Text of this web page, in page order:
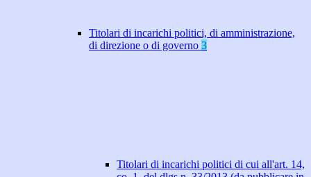
Titolari di incarichi politici, di amministrazione,
di direzione o di governo 3
Titolari di incarichi politici di cui all'art. 14,